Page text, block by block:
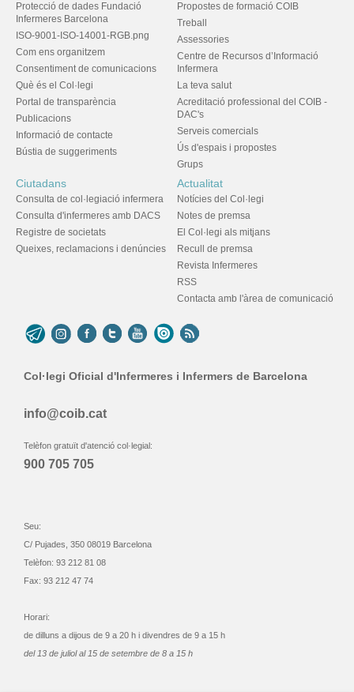
Protecció de dades Fundació
Infermeres Barcelona
ISO-9001-ISO-14001-RGB.png
Com ens organitzem
Consentiment de comunicacions
Què és el Col·legi
Portal de transparència
Publicacions
Informació de contacte
Bústia de suggeriments
Propostes de formació COIB
Treball
Assessories
Centre de Recursos d’Informació
Infermera
La teva salut
Acreditació professional del COIB -
DAC's
Serveis comercials
Ús d'espais i propostes
Grups
Ciutadans
Consulta de col·legiació infermera
Consulta d'infermeres amb DACS
Registre de societats
Queixes, reclamacions i denúncies
Actualitat
Notícies del Col·legi
Notes de premsa
El Col·legi als mitjans
Recull de premsa
Revista Infermeres
RSS
Contacta amb l'àrea de comunicació
Col·legi Oficial d'Infermeres i Infermers de Barcelona
info@coib.cat
Telèfon gratuït d'atenció col·legial:
900 705 705
Seu:
C/ Pujades, 350 08019 Barcelona
Telèfon: 93 212 81 08
Fax: 93 212 47 74
Horari:
de dilluns a dijous de 9 a 20 h i divendres de 9 a 15 h
del 13 de juliol al 15 de setembre de 8 a 15 h